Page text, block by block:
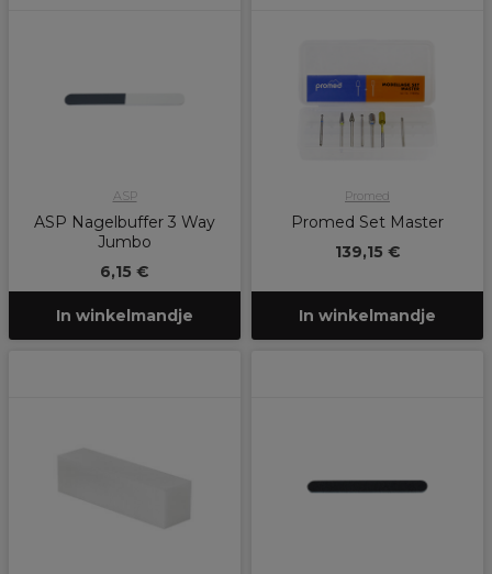
ASP
ASP Nagelbuffer 3 Way
Jumbo
6,15 €
In winkelmandje
Promed
Promed Set Master
139,15 €
In winkelmandje